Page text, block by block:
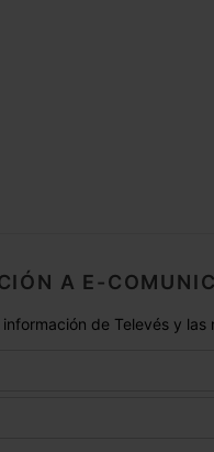
A E-
de Televés y